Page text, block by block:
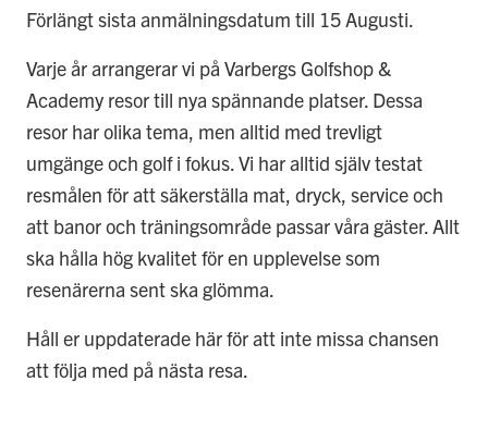
Förlängt sista anmälningsdatum till 15 Augusti.
Varje år arrangerar vi på Varbergs Golfshop &
Academy resor till nya spännande platser. Dessa
resor har olika tema, men alltid med trevligt
umgänge och golf i fokus. Vi har alltid själv testat
resmålen för att säkerställa mat, dryck, service och
att banor och träningsområde passar våra gäster. Allt
ska hålla hög kvalitet för en upplevelse som
resenärerna sent ska glömma.
Håll er uppdaterade här för att inte missa chansen
att följa med på nästa resa.